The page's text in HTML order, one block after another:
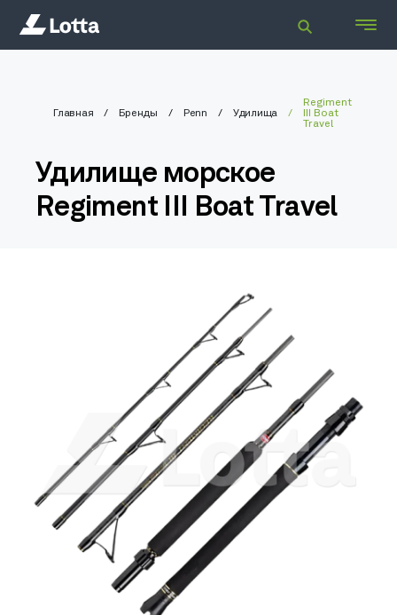
Главная Бренды Penn Удилища
Regiment
III Boat
Travel
Удилище морское
Regiment III Boat Travel